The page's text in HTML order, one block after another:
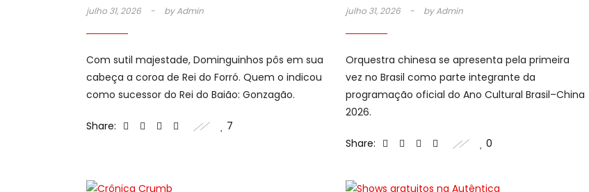
julho 31, 2026 byAdmin
Com sutil majestade, Dominguinhos pôs em sua
cabeça a coroa de Rei do Forró. Quem o indicou
como sucessor do Rei do Baião: Gonzagão.
Share: 7
julho 31, 2026 byAdmin
Orquestra chinesa se apresenta pela primeira
vez no Brasil como parte integrante da
programação oficial do Ano Cultural Brasil–China
2026.
Share: 0